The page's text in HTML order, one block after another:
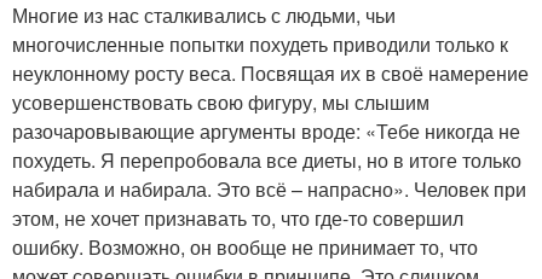
Многие из нас сталкивались с людьми, чьи
многочисленные попытки похудеть приводили только к
неуклонному росту веса. Посвящая их в своё намерение
усовершенствовать свою фигуру, мы слышим
разочаровывающие аргументы вроде: «Тебе никогда не
похудеть. Я перепробовала все диеты, но в итоге только
набирала и набирала. Это всё – напрасно». Человек при
этом, не хочет признавать то, что где-то совершил
ошибку. Возможно, он вообще не принимает то, что